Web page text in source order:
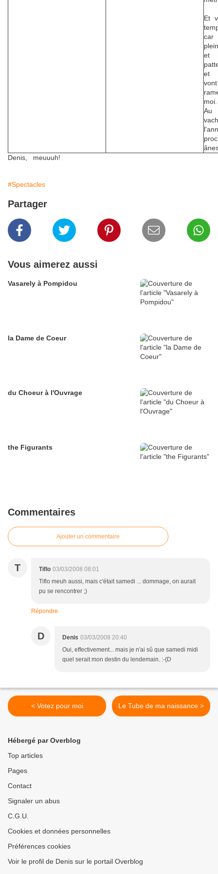
Et
et
et
moi.
Au
Denis, meuuuh!
#Spectacles
Partager
Vous aimerez aussi
Vasarely à Pompidou
la Dame de Coeur
du Choeur à l'Ouvrage
the Figurants
Commentaires
Ajouter un commentaire
T Tiflo 03/03/2008 08:01
Tiflo meuh aussi, mais c'était samedi ... dommage, on aurait
pu se rencontrer ;)
Répondre
D Denis 03/03/2008 20:40
Oui, effectivement... mais je n'ai sû que samedi midi
quel serait mon destin du lendemain. :-{D
< Votez pour moi Le Tube de ma naissance >
Hébergé par Overblog
Top articles
Pages
Contact
Signaler un abus
C.G.U.
Cookies et données personnelles
Préférences cookies
Voir le profil de Denis sur le portail Overblog